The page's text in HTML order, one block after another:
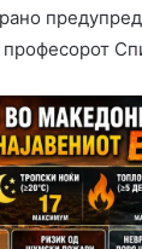
професорот